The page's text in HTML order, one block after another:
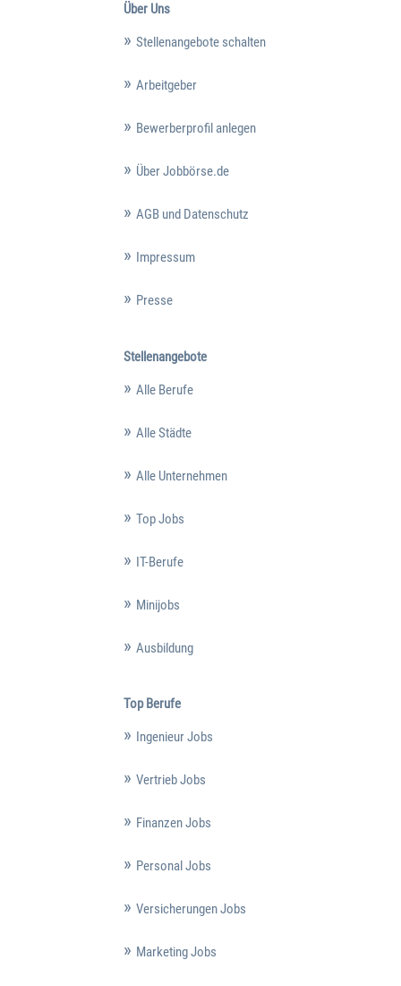
Über Uns
Stellenangebote schalten
Arbeitgeber
Bewerberprofil anlegen
Über Jobbörse.de
AGB und Datenschutz
Impressum
Presse
Stellenangebote
Alle Berufe
Alle Städte
Alle Unternehmen
Top Jobs
IT-Berufe
Minijobs
Ausbildung
Top Berufe
Ingenieur Jobs
Vertrieb Jobs
Finanzen Jobs
Personal Jobs
Versicherungen Jobs
Marketing Jobs